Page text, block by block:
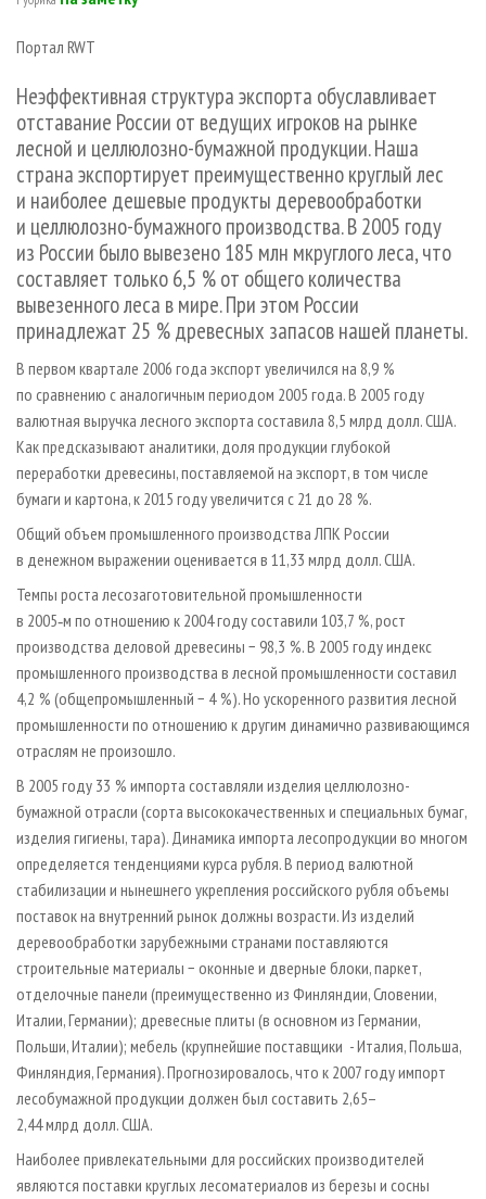
СУШКА ДРЕВЕСИНЫ
ПРОИЗВОДСТВО ДРЕВЕСНЫХ ПЛИТ
ДЕРЕВЯННОЕ ДОМОСТРОЕНИЕ
ПРОИЗВОДСТВО МЕБЕЛИ
БИОЭНЕРГЕТИКА
ЦБП
ИНСТРУМЕНТ И МАТЕРИАЛЫ
МОБИЛЬНЫЕ ВЫСТАВКИ
ОФИЦИАЛЬНЫЕ ДЕЛЕГАЦИИ
ПРИОРИТЕТНЫЕ ИНВЕСТПРОЕКТЫ
RUSSIAN FORESTRY REVIEW
ГАЗЕТА ЛЕСПРОМФОРУМ
БИБЛИОТЕКА СПЕЦИАЛИСТА
РЕКЛАМА НА САЙТЕ
Портал RWT
Неэффективная структура экспорта обуславливает
отставание России от ведущих игроков на рынке
лесной и целлюлозно-бумажной продукции. Наша
страна экспортирует преимущественно круглый лес
и наиболее дешевые продукты деревообработки
и целлюлозно-бумажного производства. В 2005 году
из России было вывезено 185 млн мкруглого леса, что
составляет только 6,5 % от общего количества
вывезенного леса в мире. При этом России
принадлежат 25 % древесных запасов нашей планеты.
В первом квартале 2006 года экспорт увеличился на 8,9 %
по сравнению с аналогичным периодом 2005 года. В 2005 году
валютная выручка лесного экспорта составила 8,5 млрд долл. США.
Как предсказывают аналитики, доля продукции глубокой
переработки древесины, поставляемой на экспорт, в том числе
бумаги и картона, к 2015 году увеличится с 21 до 28 %.
Общий объем промышленного производства ЛПК России
в денежном выражении оценивается в 11,33 млрд долл. США.
Темпы роста лесозаготовительной промышленности
в 2005‑м по отношению к 2004 году составили 103,7 %, рост
производства деловой древесины − 98,3 %. В 2005 году индекс
промышленного производства в лесной промышленности составил
4,2 % (общепромышленный − 4 %). Но ускоренного развития лесной
промышленности по отношению к другим динамично развивающимся
отраслям не произошло.
В 2005 году 33 % импорта составляли изделия целлюлозно-
бумажной отрасли (сорта высококачественных и специальных бумаг,
изделия гигиены, тара). Динамика импорта лесопродукции во многом
определяется тенденциями курса рубля. В период валютной
стабилизации и нынешнего укрепления российского рубля объемы
поставок на внутренний рынок должны возрасти. Из изделий
деревообработки зарубежными странами поставляются
строительные материалы − оконные и дверные блоки, паркет,
отделочные панели (преимущественно из Финляндии, Словении,
Италии, Германии); древесные плиты (в основном из Германии,
Польши, Италии); мебель (крупнейшие поставщики - Италия, Польша,
Финляндия, Германия). Прогнозировалось, что к 2007 году импорт
лесобумажной продукции должен был составить 2,65–
2,44 млрд долл. США.
Наиболее привлекательными для российских производителей
являются поставки круглых лесоматериалов из березы и сосны